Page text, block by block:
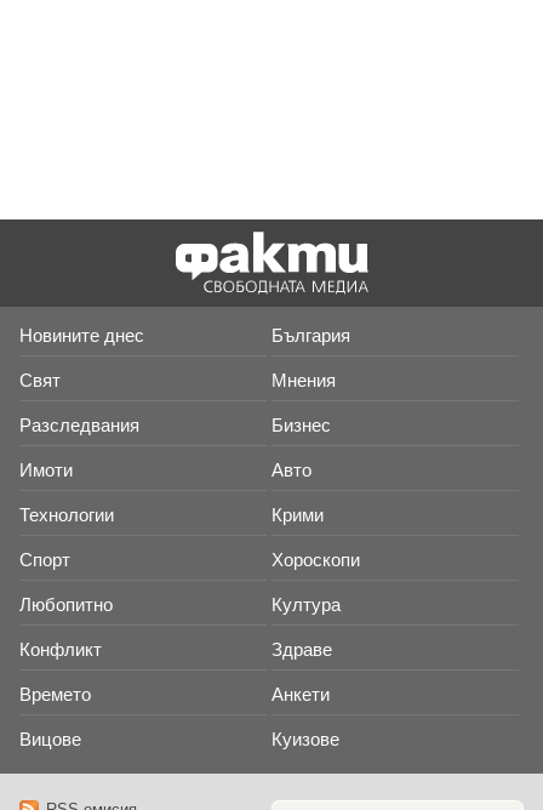
Новините днес България
Свят Мнения
Разследвания Бизнес
Имоти Авто
Технологии Крими
Спорт Хороскопи
Любопитно Култура
Конфликт Здраве
Времето Анкети
Вицове Куизове